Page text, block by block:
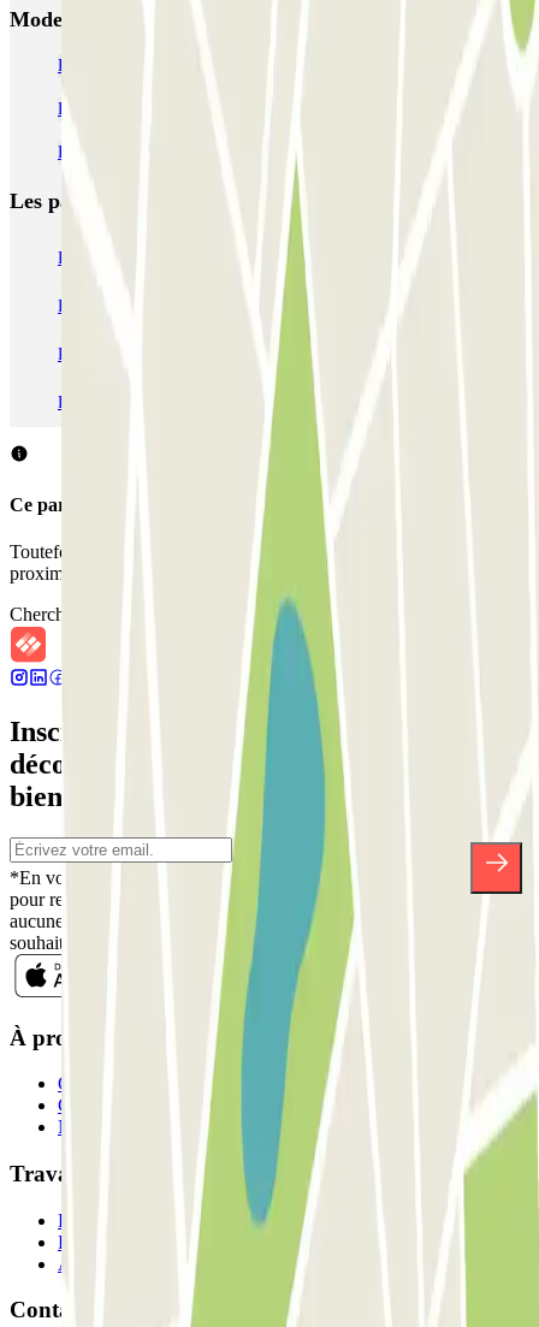
Moderne Saint-Germain
Parking Sorbonne (Université Nouvelle) | Parclick
Parking Maison de la Mutualité | Parclick
Parkings près du Panthéon | Parclick
Les parkings les
Parking Paris Parking Gare de Lyon
Parking Charles de Gaulle - Roissy Aeroport
Parking Aéroport Roland Garros La Réunion P4 Longue Durée
Parking Aéroport Barcelone Parking Aéroport Beauvais
Ce parking ne permet pas de réserver avec Parclick.
Toutefois, vous pouvez réserver une place dans les parkings à
proximité que nous vous proposons.
Chercher des parkings à proximité
Inscrivez-vous à notre newsletter et
découvrez des réductions, des concours et
bien d'autres surprises.
*En vous inscrivant, vous acceptez notre politique de confidentialité
pour recevoir des communications commerciales de Parclick. Sans
aucune obligation, vous pouvez vous désinscrire quand vous le
souhaitez dans la même newsletter.
À propos de Parclick
Qui sommes-nous ?
Comment ça marche?
Nos parkings
Travaillons ensemble?
Professionnels
Fournisseur de parking
Affiliés
Contact